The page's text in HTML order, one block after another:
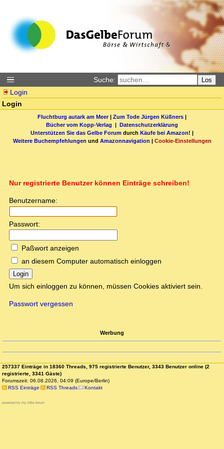
Suche: Los
Login
Login
Fluchtburg autark am Meer| Zum Tode Jürgen Küßners |
Bücher vom Kopp-Verlag | Datenschutzerklärung
Unterstützen Sie das Gelbe Forum durch Käufe bei Amazon! |
Weitere Buchempfehlungen und Amazonnavigation | Cookie-Einstellungen
Nur registrierte Benutzer können Einträge schreiben!
Benutzername:
Passwort:
Paßwort anzeigen
an diesem Computer automatisch einloggen
Login
Um sich einloggen zu können, müssen Cookies aktiviert sein.
Passwort vergessen
Werbung
257337 Einträge in 18360 Threads, 975 registrierte Benutzer, 3343 Benutzer online (2
registrierte, 3341 Gäste)
Forumszeit: 06.08.2026, 04:09 (Europe/Berlin)
RSS Einträge
RSS Threads Kontakt
powered by my little forum